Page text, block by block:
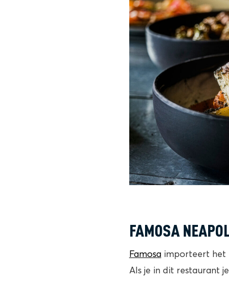
FAMOSA
Famosaimporteert het
Als je in dit restaurant